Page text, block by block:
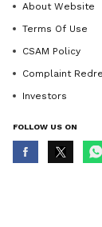
About Website
Terms Of Use
CSAM Policy
Complaint
Investors
FOLLOW US ON